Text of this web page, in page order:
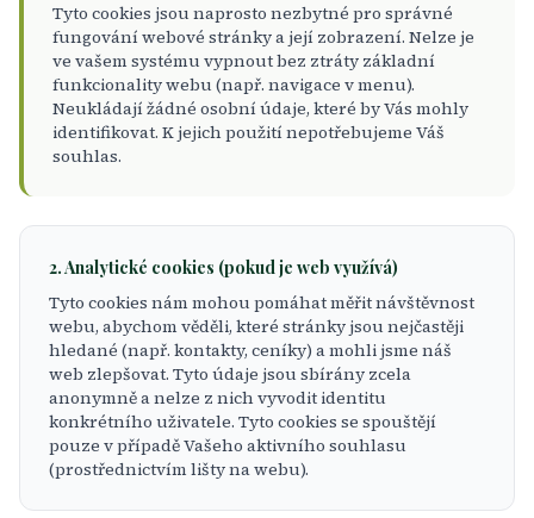
Tyto cookies jsou naprosto nezbytné pro správné
fungování webové stránky a její zobrazení. Nelze je
ve vašem systému vypnout bez ztráty základní
funkcionality webu (např. navigace v menu).
Neukládají žádné osobní údaje, které by Vás mohly
identifikovat. K jejich použití nepotřebujeme Váš
souhlas.
2. Analytické cookies (pokud je web využívá)
Tyto cookies nám mohou pomáhat měřit návštěvnost
webu, abychom věděli, které stránky jsou nejčastěji
hledané (např. kontakty, ceníky) a mohli jsme náš
web zlepšovat. Tyto údaje jsou sbírány zcela
anonymně a nelze z nich vyvodit identitu
konkrétního uživatele. Tyto cookies se spouštějí
pouze v případě Vašeho aktivního souhlasu
(prostřednictvím lišty na webu).